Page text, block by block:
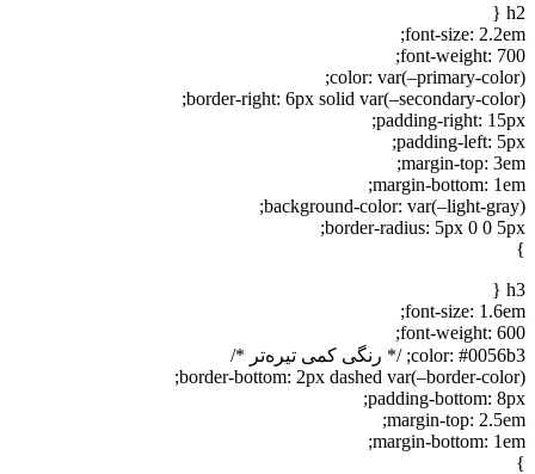
h2 {
font-size: 2.2em;
font-weight: 700;
color: var(–primary-color);
border-right: 6px solid var(–secondary-color);
padding-right: 15px;
padding-left: 5px;
margin-top: 3em;
margin-bottom: 1em;
background-color: var(–light-gray);
border-radius: 5px 0 0 5px;
}
h3 {
font-size: 1.6em;
font-weight: 600;
color: #0056b3; /* رنگی کمی تیره‌تر */
border-bottom: 2px dashed var(–border-color);
padding-bottom: 8px;
margin-top: 2.5em;
margin-bottom: 1em;
}